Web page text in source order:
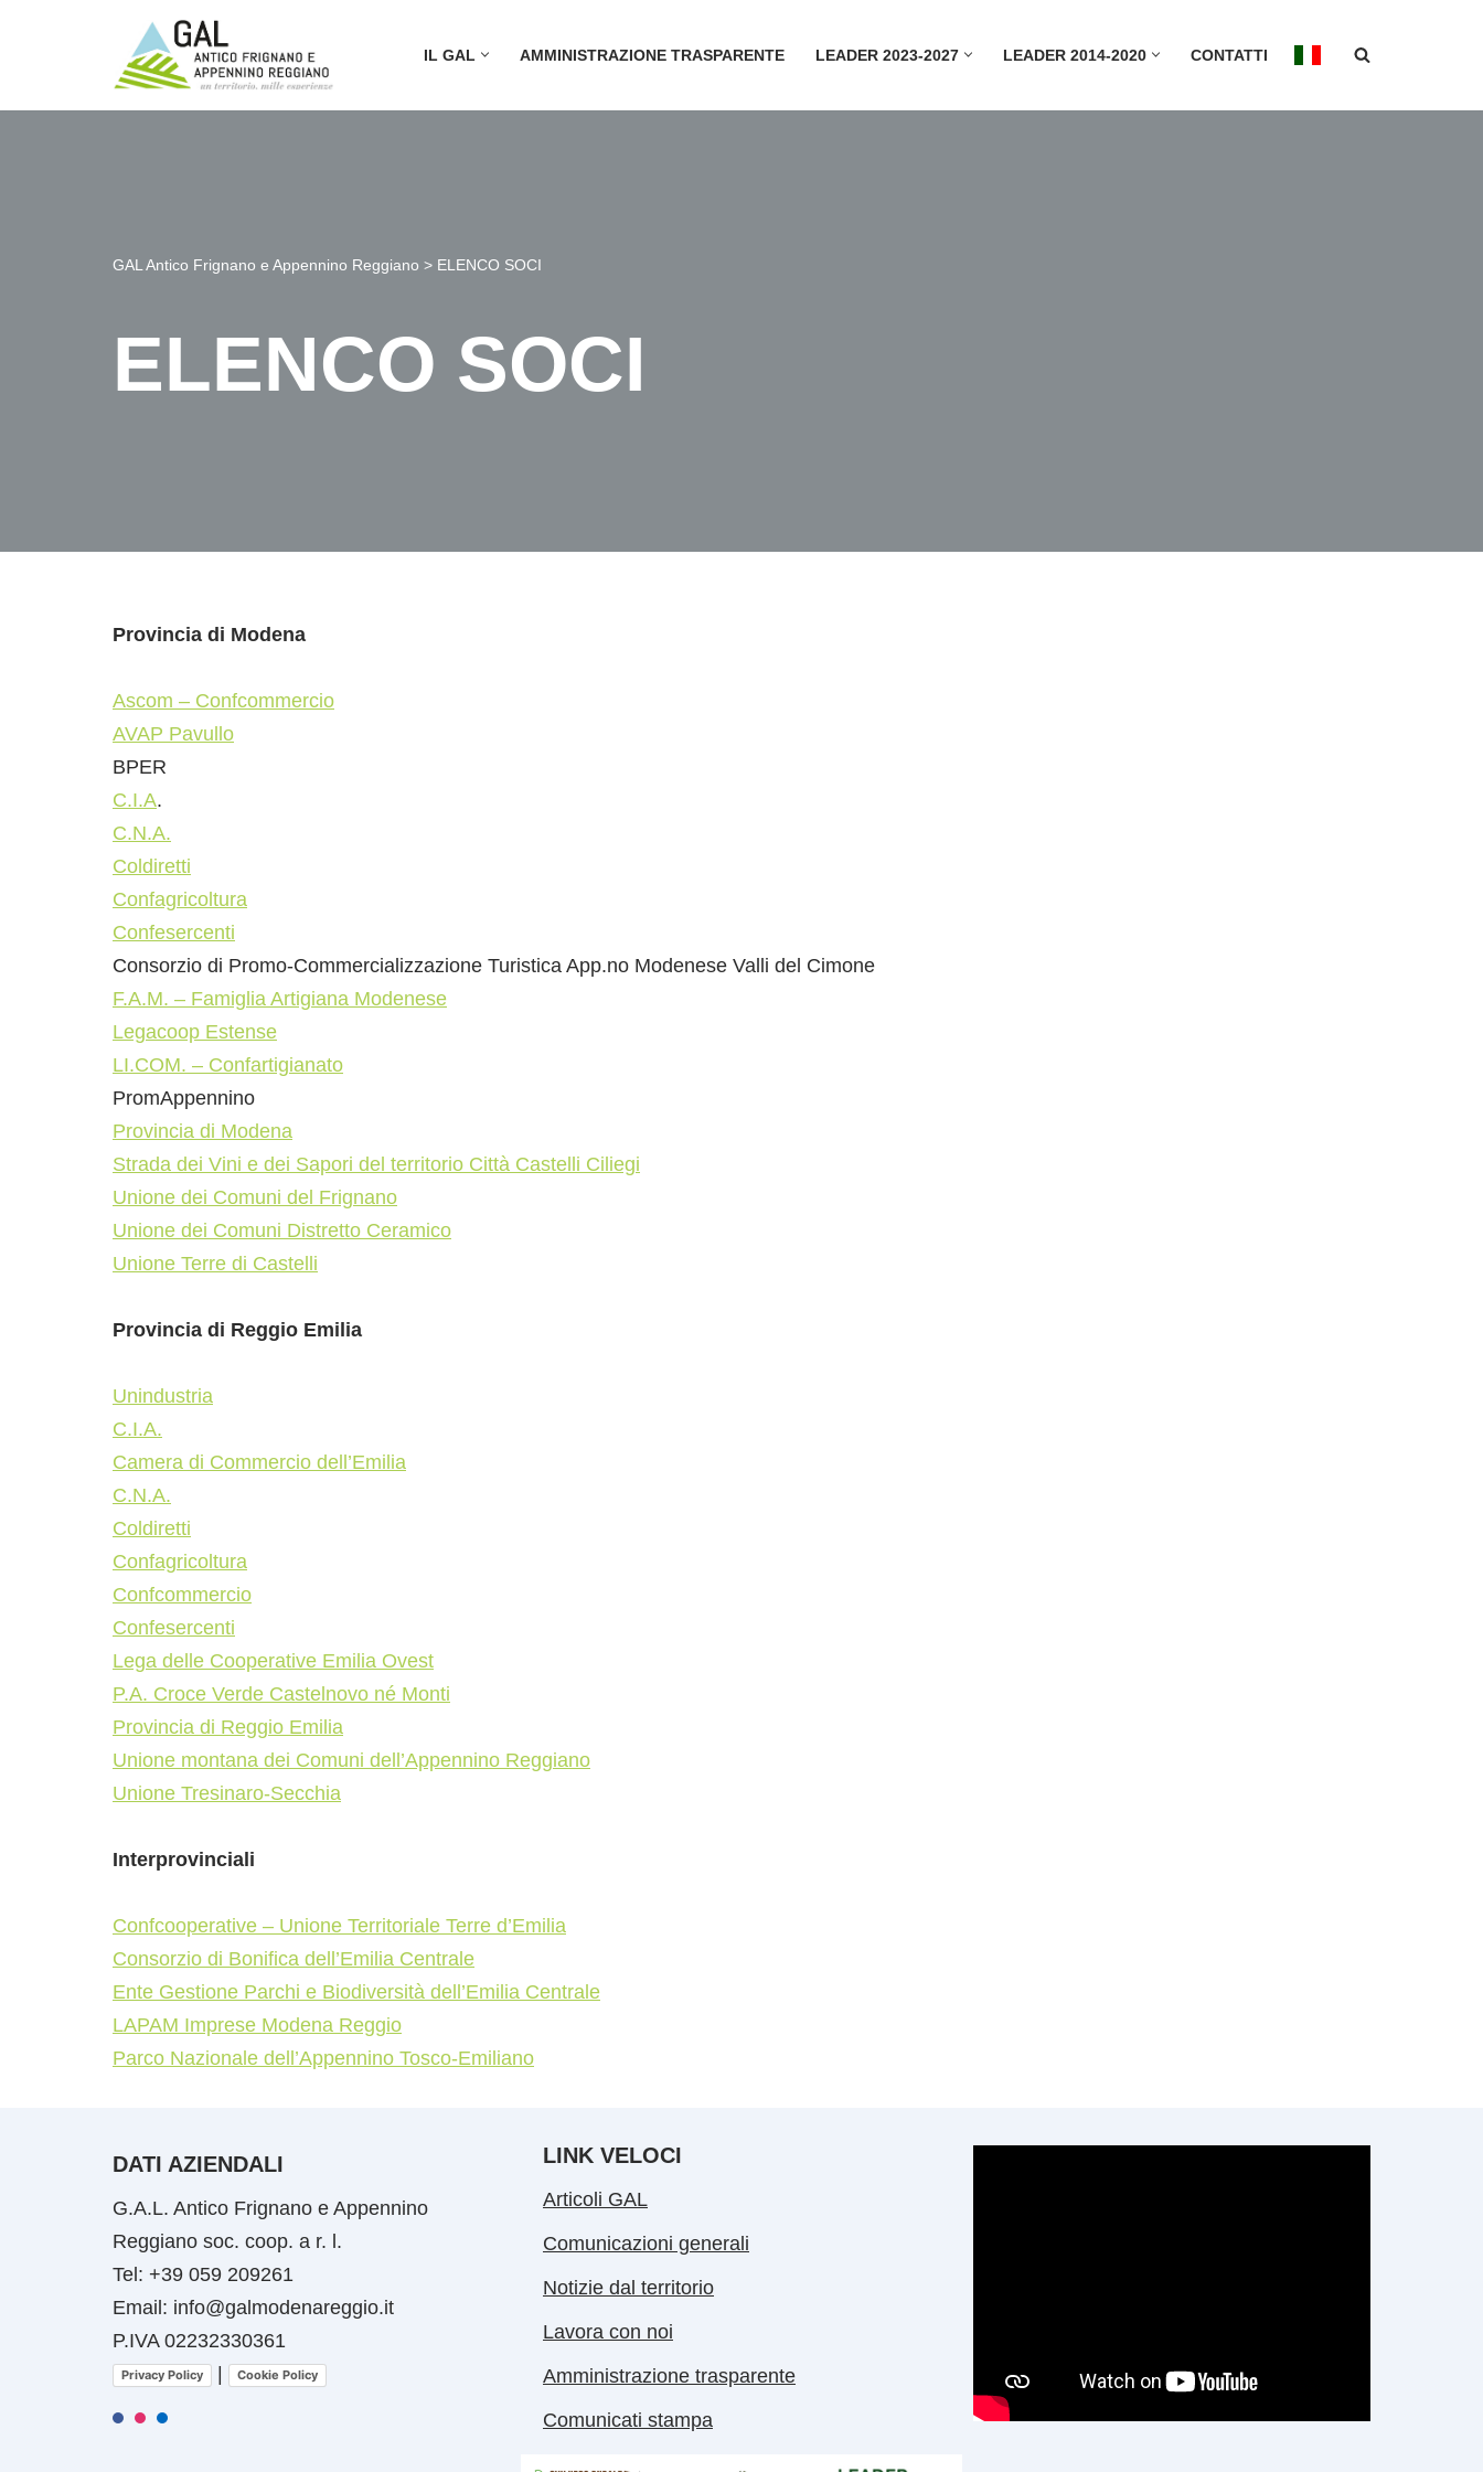
IL GAL AMMINISTRAZIONE TRASPARENTE LEADER 2023-2027 LEADER 2014-2020 CONTATTI
GAL Antico Frignano e Appennino Reggiano > ELENCO SOCI
ELENCO SOCI
Provincia di Modena
Ascom – Confcommercio
AVAP Pavullo
BPER
C.I.A.
C.N.A.
Coldiretti
Confagricoltura
Confesercenti
Consorzio di Promo-Commercializzazione Turistica App.no Modenese Valli del Cimone
F.A.M. – Famiglia Artigiana Modenese
Legacoop Estense
LI.COM. – Confartigianato
PromAppennino
Provincia di Modena
Strada dei Vini e dei Sapori del territorio Città Castelli Ciliegi
Unione dei Comuni del Frignano
Unione dei Comuni Distretto Ceramico
Unione Terre di Castelli
Provincia di Reggio Emilia
Unindustria
C.I.A.
Camera di Commercio dell’Emilia
C.N.A.
Coldiretti
Confagricoltura
Confcommercio
Confesercenti
Lega delle Cooperative Emilia Ovest
P.A. Croce Verde Castelnovo né Monti
Provincia di Reggio Emilia
Unione montana dei Comuni dell’Appennino Reggiano
Unione Tresinaro-Secchia
Interprovinciali
Confcooperative – Unione Territoriale Terre d’Emilia
Consorzio di Bonifica dell’Emilia Centrale
Ente Gestione Parchi e Biodiversità dell’Emilia Centrale
LAPAM Imprese Modena Reggio
Parco Nazionale dell’Appennino Tosco-Emiliano
DATI AZIENDALI
G.A.L. Antico Frignano e Appennino
Reggiano soc. coop. a r. l.
Tel: +39 059 209261
Email: info@galmodenareggio.it
P.IVA 02232330361
Privacy Policy Cookie Policy
LINK VELOCI
Articoli GAL
Comunicazioni generali
Notizie dal territorio
Lavora con noi
Amministrazione trasparente
Comunicati stampa